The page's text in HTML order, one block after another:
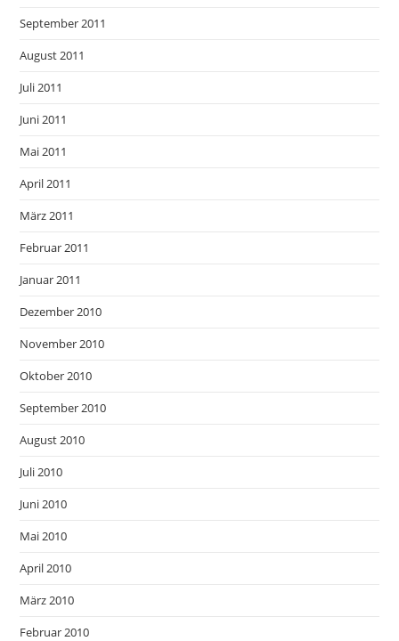
September 2011
August 2011
Juli 2011
Juni 2011
Mai 2011
April 2011
März 2011
Februar 2011
Januar 2011
Dezember 2010
November 2010
Oktober 2010
September 2010
August 2010
Juli 2010
Juni 2010
Mai 2010
April 2010
März 2010
Februar 2010